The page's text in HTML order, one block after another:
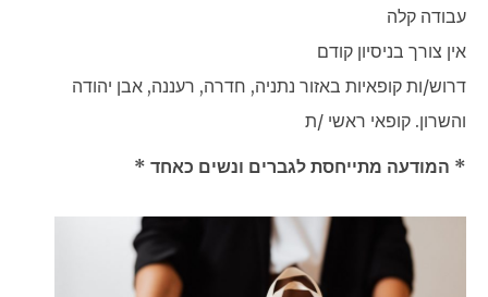
עבודה קלה
אין צורך בניסיון קודם
דרוש/ות קופאיות באזור נתניה, חדרה, רעננה, אבן יהודה
והשרון. קופאי ראשי /ת
* המודעה מתייחסת לגברים ונשים כאחד *